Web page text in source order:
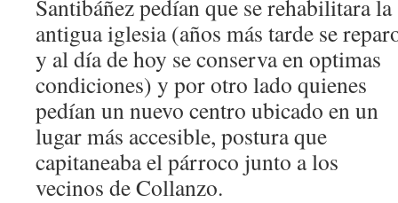
Santibáñez pedían que se rehabilitara la
antigua iglesia (años más tarde se
y al día de hoy se conserva en optimas
condiciones) y por otro lado quienes
pedían un nuevo centro ubicado en un
lugar más accesible, postura que
capitaneaba el párroco junto a los
vecinos de Collanzo.